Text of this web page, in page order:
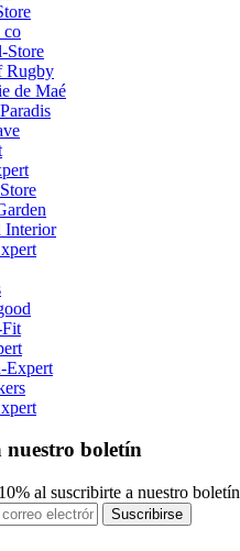
co
Store
Rugby
de Maé
Interior
Expert
nuestro boletín
al suscribirte a nuestro boletín
Suscribirse